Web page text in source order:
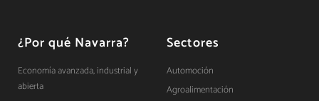
¿Por qué Navarra?
Economía avanzada, industrial y
abierta
Sectores
Automoción
Agroalimentación